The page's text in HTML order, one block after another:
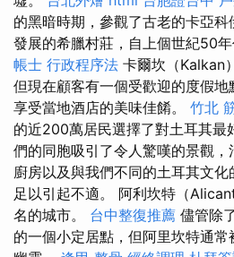
的黑暗時期，參觀了古老的卡亞
發展的希臘村莊，自上個世紀50
帳士 行政程序法 卡爾坎（Kalkan
但現在顧客有一個受歡迎的度假
享受當地酒店的美味佳餚。 竹北
的近200萬居民選擇了對土耳其最
們的同胞吸引了令人驚嘆的景觀
廚房以及與我們不同的土耳其文
足以引起不適。 阿利坎特（
名的城市。 台中整復推薦 儘管除
的一個小定居點，但阿里坎特通